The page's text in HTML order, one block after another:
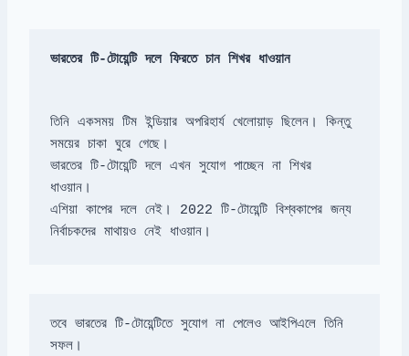
ভারতের টি-টোয়েন্টি দলে ফিরতে চান শিখর ধাওয়ান
তিনি একসময় টিম ইন্ডিয়ার অপরিহার্য খেলোয়াড় ছিলেন। কিন্তু
ভারতের টি-টোয়েন্টি দলে এখন সুযোগ পাচ্ছেন না শিখর
এশিয়া কাপের দলে নেই। 2022 টি-টোয়েন্টি বিশ্বকাপের জন্য
নির্বাচকদের মাথায়ও নেই ধাওয়ান।
তবে ভারতের টি-টোয়েন্টিতে সুযোগ না পেলেও আইপিএলে তিনি